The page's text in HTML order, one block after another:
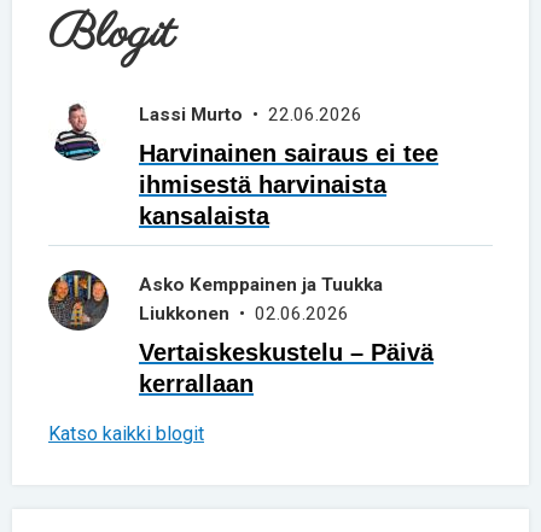
Blogit
Lassi Murto • 22.06.2026
Harvinainen sairaus ei tee
ihmisestä harvinaista
kansalaista
Asko Kemppainen ja Tuukka
Liukkonen • 02.06.2026
Vertaiskeskustelu – Päivä
kerrallaan
Katso kaikki blogit